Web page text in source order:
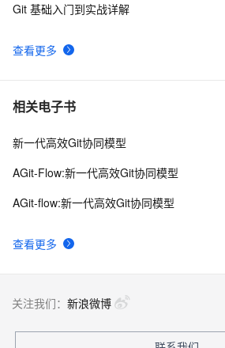
查看更多
Git 基础入门到实战详解
相关电子书
查看更多
新一代高效Git协同模型
AGit-Flow:新一代高效Git协同模型
AGit-flow:新一代高效Git协同模型
关注我们： 新浪微博